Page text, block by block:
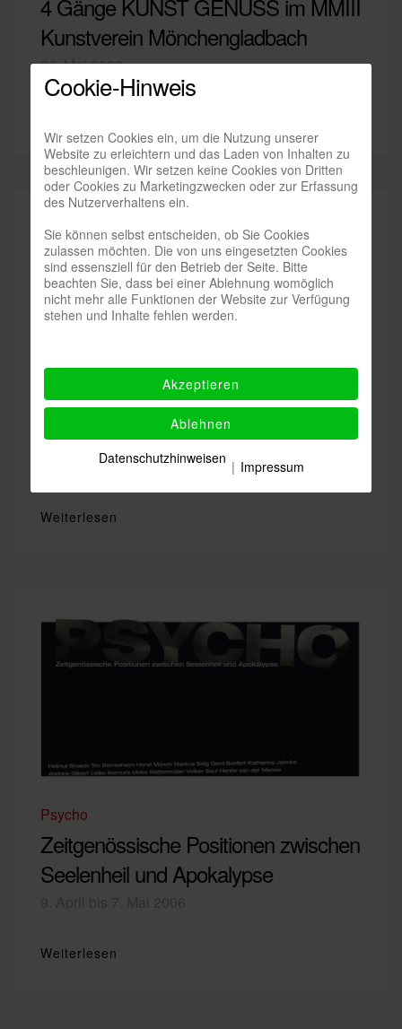
4 Gänge KUNST GENUSS im MMIII
Kunstverein Mönchengladbach
26. Mai 2006
Jürgen Jansen
Mississippi
21. Mai bis 4. Juni 2006
Weiterlesen
Psycho
Zeitgenössische Positionen zwischen
Seelenheil und Apokalypse
Weiterlesen
Cookie-Hinweis
Wir setzen Cookies ein, um die Nutzung unserer
Website zu erleichtern und das Laden von Inhalten zu
beschleunigen. Wir setzen keine Cookies von Dritten
oder Cookies zu Marketingzwecken oder zur Erfassung
des Nutzerverhaltens ein.
Sie können selbst entscheiden, ob Sie Cookies
zulassen möchten. Die von uns eingesetzten Cookies
sind essensziell für den Betrieb der Seite. Bitte
beachten Sie, dass bei einer Ablehnung womöglich
nicht mehr alle Funktionen der Website zur Verfügung
stehen und Inhalte fehlen werden.
Akzeptieren
Ablehnen
Datenschutzhinweisen | Impressum